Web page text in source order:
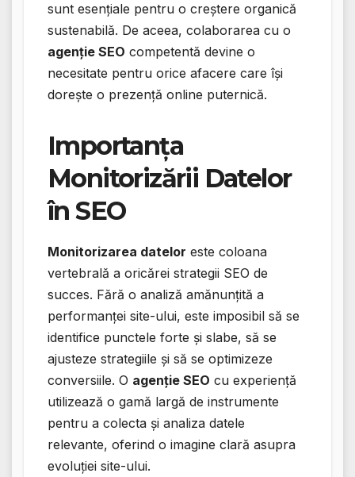
sunt esențiale pentru o creștere organică
sustenabilă. De aceea, colaborarea cu o
agenție SEO competentă devine o
necesitate pentru orice afacere care își
dorește o prezență online puternică.
Importanța
Monitorizării Datelor
în SEO
Monitorizarea datelor este coloana
vertebrală a oricărei strategii SEO de
succes. Fără o analiză amănunțită a
performanței site-ului, este imposibil să se
identifice punctele forte și slabe, să se
ajusteze strategiile și să se optimizeze
conversiile. O agenție SEO cu experiență
utilizează o gamă largă de instrumente
pentru a colecta și analiza datele
relevante, oferind o imagine clară asupra
evoluției site-ului.